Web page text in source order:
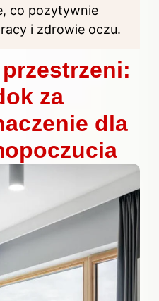
co pozytywnie
i zdrowie oczu.
za
dla